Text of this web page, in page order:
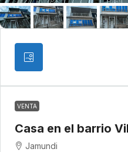
VENTA
Casa en el barrio
Jamundi